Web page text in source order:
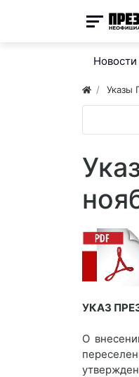
Новости
Указы
УКАЗ
О